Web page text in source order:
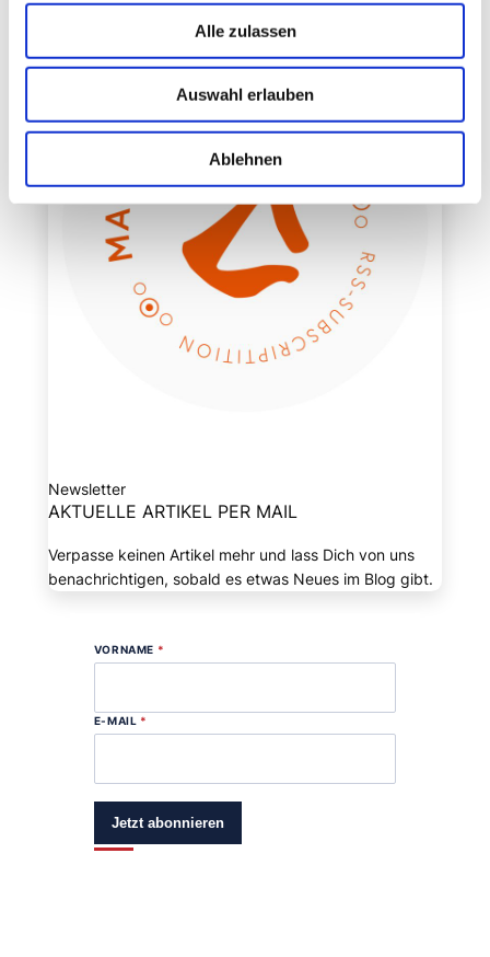
Alle zulassen
Auswahl erlauben
Ablehnen
Newsletter
AKTUELLE ARTIKEL PER MAIL
Verpasse keinen Artikel mehr und lass Dich von uns
benachrichtigen, sobald es etwas Neues im Blog gibt.
VORNAME *
E-MAIL *
Jetzt abonnieren